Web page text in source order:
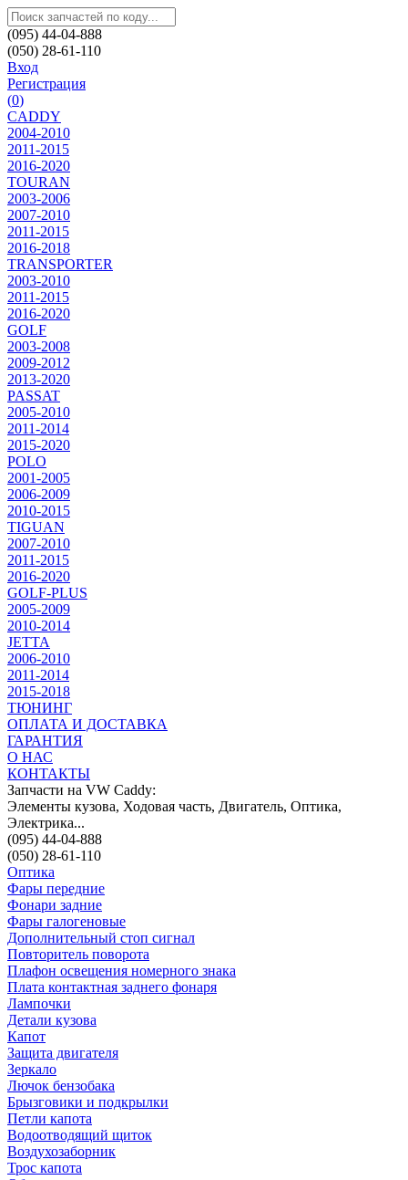
(095) 44-04-888
(050) 28-61-110
Вход
Регистрация
(0)
CADDY
2004-2010
2011-2015
2016-2020
TOURAN
2003-2006
2007-2010
2011-2015
2016-2018
TRANSPORTER
2003-2010
2011-2015
2016-2020
GOLF
2003-2008
2009-2012
2013-2020
PASSAT
2005-2010
2011-2014
2015-2020
POLO
2001-2005
2006-2009
2010-2015
TIGUAN
2007-2010
2011-2015
2016-2020
GOLF-PLUS
2005-2009
2010-2014
JETTA
2006-2010
2011-2014
2015-2018
ТЮНИНГ
ОПЛАТА И ДОСТАВКА
ГАРАНТИЯ
О НАС
КОНТАКТЫ
Запчасти на VW Caddy:
Элементы кузова, Ходовая часть, Двигатель, Оптика,
Электрика...
(095) 44-04-888
(050) 28-61-110
Оптика
Фары передние
Фонари задние
Фары галогеновые
Дополнительный стоп сигнал
Повторитель поворота
Плафон освещения номерного знака
Плата контактная заднего фонаря
Лампочки
Детали кузова
Капот
Защита двигателя
Зеркало
Лючок бензобака
Брызговики и подкрылки
Петли капота
Водоотводящий щиток
Воздухозаборник
Трос капота